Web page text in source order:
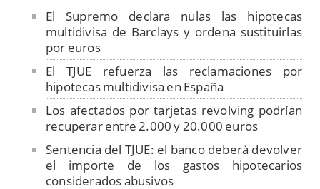
El Supremo declara nulas las hipotecas
multidivisa de Barclays y ordena sustituirlas
por euros
El TJUE refuerza las reclamaciones por
hipotecas multidivisa en España
Los afectados por tarjetas revolving podrían
recuperar entre 2.000 y 20.000 euros
Sentencia del TJUE: el banco deberá devolver
el importe de los gastos hipotecarios
considerados abusivos